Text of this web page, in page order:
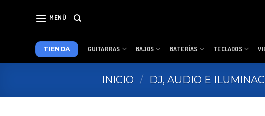
MENÚ
TIENDA GUITARRAS BAJOS BATERÍAS TECLADOS
INICIO / DJ, AUDIO E